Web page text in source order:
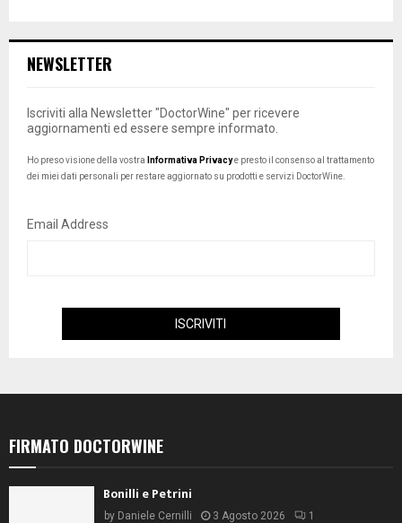
NEWSLETTER
Iscriviti alla Newsletter "DoctorWine" per ricevere
aggiornamenti ed essere sempre informato.
Ho preso visione della vostra Informativa Privacye presto il consenso al trattamento
dei miei dati personali per restare aggiornato su prodotti e servizi DoctorWine.
Email Address
FIRMATO DOCTORWINE
Bonilli e Petrini
by Daniele Cernilli 3 Agosto 2026 1